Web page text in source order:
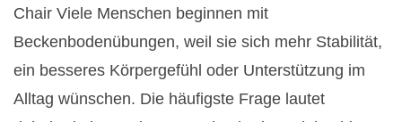
Chair Viele Menschen beginnen mit
Beckenbodenübungen, weil sie sich mehr Stabilität,
ein besseres Körpergefühl oder Unterstützung im
Alltag wünschen. Die häufigste Frage lautet